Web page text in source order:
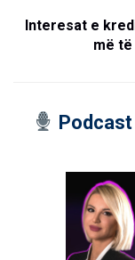
Interesat e
më
Podcast